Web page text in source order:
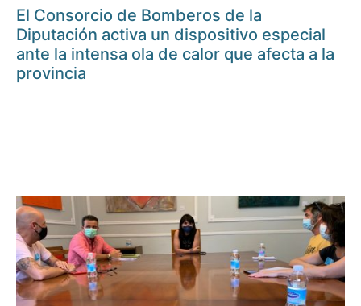
El Consorcio de Bomberos de la
Diputación activa un dispositivo especial
ante la intensa ola de calor que afecta a la
provincia